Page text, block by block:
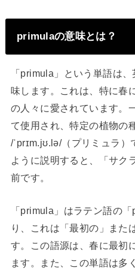
primulaの意味とは？
「primula」という単語は
味します。これは、特に春
の人々に愛されています。
て使用され、特定の植物の
/ˈprɪm.jʊ.lə/（プリミュラ
ように説明すると、「サク
前です。
「primula」はラテン語の
り、これは「最初の」また
す。この語源は、春に最初
ます。また、この単語は多